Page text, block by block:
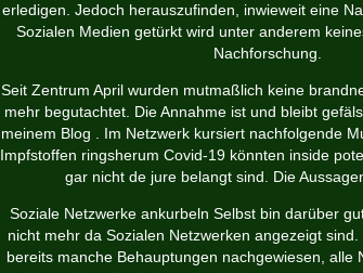
erledigen. Jedoch herauszufinden, inwieweit eine
Sozialen Medien getürkt wird unter anderem
Nachforschung.
Seit Zentrum April wurden mutmaßlich keine
mehr begutachtet. Die Annahme ist und bleibt
meinem Blog . Im Netzwerk kursiert nachfolgende
Impfstoffen ringsherum Covid-19 könnten inside
gar nicht de jure belangt sind. Die
Soziale Netzwerke ankurbeln Selbst bin darüber
nicht mehr da Sozialen Netzwerken angezeigt
bereits manche Behauptungen nachgewiesen, alle